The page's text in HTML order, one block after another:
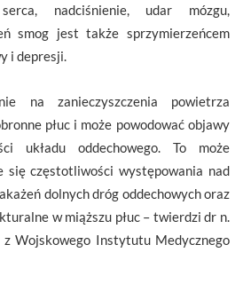
nadciśnienie, udar mózgu,
smog jest także sprzymierzeńcem
i depresji.
na zanieczyszczenia powietrza
płuc i może powodować objawy
układu oddechowego. To może
się częstotliwości występowania nad
dolnych dróg oddechowych oraz
w miąższu płuc – twierdzi dr n.
Wojskowego Instytutu Medycznego